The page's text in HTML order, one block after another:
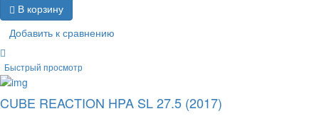
В корзину
Добавить к сравнению
Быстрый просмотр
CUBE REACTION HPA SL 27.5 (2017)